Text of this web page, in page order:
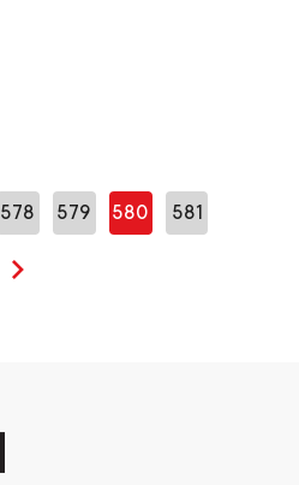
578 579 580 581
Seuraava sivu